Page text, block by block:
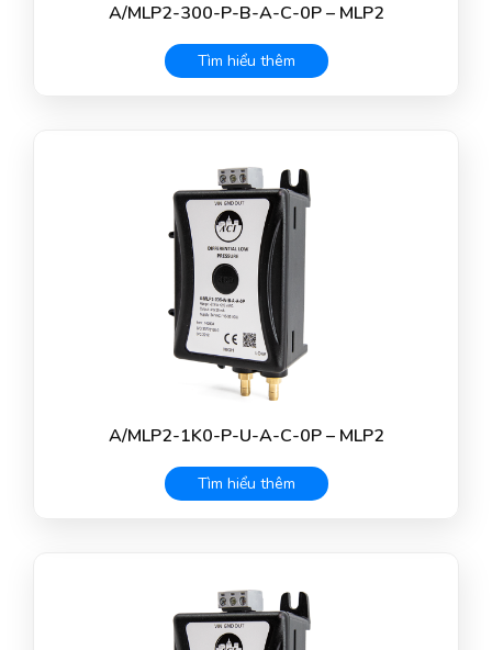
A/MLP2-300-P-B-A-C-0P – MLP2
Tìm hiểu thêm
A/MLP2-1K0-P-U-A-C-0P – MLP2
Tìm hiểu thêm